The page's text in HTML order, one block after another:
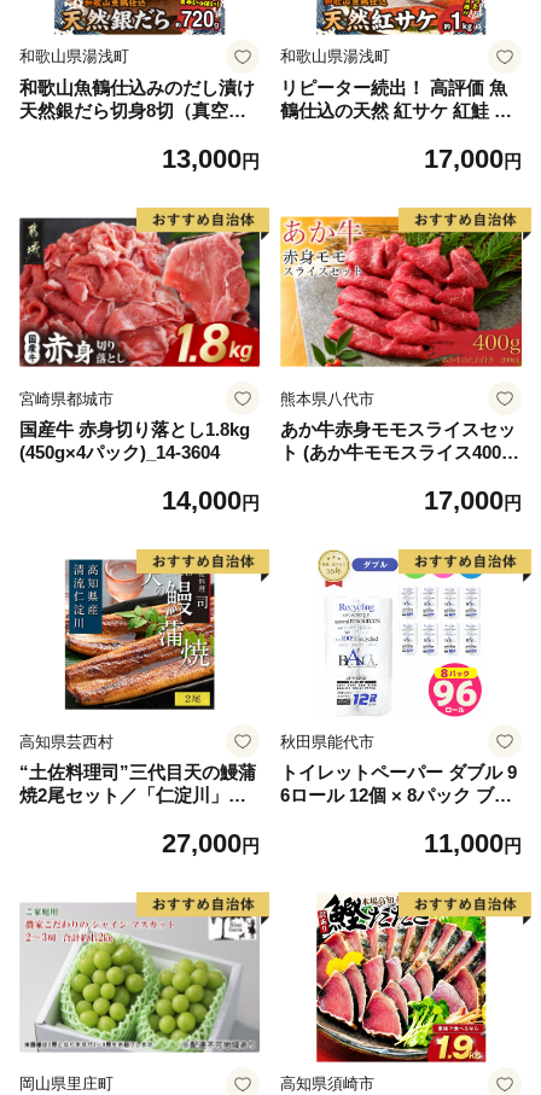
和歌山県湯浅町
和歌山魚鶴仕込みのだし漬け
天然銀だら切身8切（真空パ
製法 良質な脂 ふっくら 柔ら
ぶ だし漬け 煮付け ムニエル
味噌漬け 鍋物 冷凍 湯浅町 送
料無料_G7334
13,000円
和歌山県湯浅町
リピーター続出！ 高評価 魚
鶴仕込の天然 紅サケ 紅鮭 鮭
レビュー高評価 小分け 真空
海鮮 魚介 食品 食べ物 おかず
お弁当 水産加工品 冷凍 グル
メ お取り寄せ 和歌山県 湯浅
町 送料無料_G7317
17,000円
宮崎県都城市
国産牛 赤身切り落とし1.8kg
(450g×4パック)_14-3604
14,000円
熊本県八代市
あか牛赤身モモスライスセッ
ト (あか牛モモスライス400
17,000円
高知県芸西村
“土佐料理司”三代目天の鰻蒲
焼2尾セット／「仁淀川」水
殖 国産・高知県産〈高知市共
27,000円
秋田県能代市
トイレットペーパー ダブル 9
6ロール 12個 × 8パック ブラ
用品 消耗品 無香料 生活用品
11,000円
岡山県里庄町 高知県須崎市